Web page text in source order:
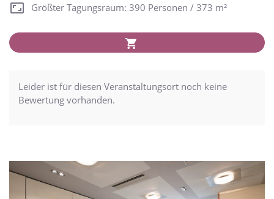
Größter Tagungsraum: 390 Personen / 373 m²
Leider ist für diesen Veranstaltungsort noch keine
Bewertung vorhanden.